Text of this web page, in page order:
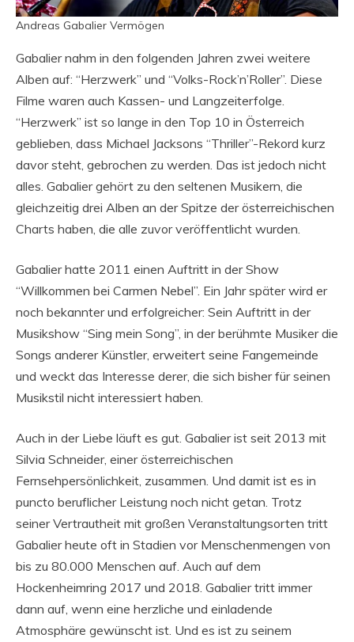
Andreas Gabalier Vermögen
Gabalier nahm in den folgenden Jahren zwei weitere
Alben auf: “Herzwerk” und “Volks-Rock’n’Roller”. Diese
Filme waren auch Kassen- und Langzeiterfolge.
“Herzwerk” ist so lange in den Top 10 in Österreich
geblieben, dass Michael Jacksons “Thriller”-Rekord kurz
davor steht, gebrochen zu werden. Das ist jedoch nicht
alles. Gabalier gehört zu den seltenen Musikern, die
gleichzeitig drei Alben an der Spitze der österreichischen
Charts haben, die alle zuvor veröffentlicht wurden.
Gabalier hatte 2011 einen Auftritt in der Show
“Willkommen bei Carmen Nebel”. Ein Jahr später wird er
noch bekannter und erfolgreicher: Sein Auftritt in der
Musikshow “Sing mein Song”, in der berühmte Musiker die
Songs anderer Künstler, erweitert seine Fangemeinde
und weckt das Interesse derer, die sich bisher für seinen
Musikstil nicht interessiert haben.
Auch in der Liebe läuft es gut. Gabalier ist seit 2013 mit
Silvia Schneider, einer österreichischen
Fernsehpersönlichkeit, zusammen. Und damit ist es in
puncto beruflicher Leistung noch nicht getan. Trotz
seiner Vertrautheit mit großen Veranstaltungsorten tritt
Gabalier heute oft in Stadien vor Menschenmengen von
bis zu 80.000 Menschen auf. Auch auf dem
Hockenheimring 2017 und 2018. Gabalier tritt immer
dann auf, wenn eine herzliche und einladende
Atmosphäre gewünscht ist. Und es ist zu seinem